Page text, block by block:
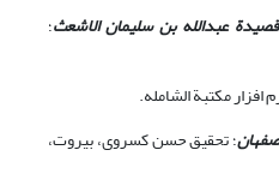
قصیدة عبدالله بن سلیمان الاشعث؛
افزار مکتبة الشامله.
؛ تحقیق حسن کسروی، بیروت،